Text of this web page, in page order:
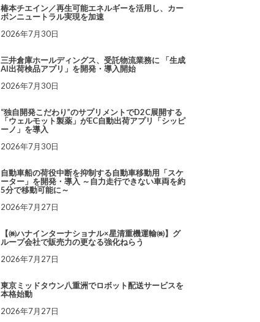
椿本チエイン／再生可能エネルギーを活用し、カー
ボンニュートラル実現を加速
2026年7月30日
三井倉庫ホールディングス、受託物流業務に 「生成
AI出荷検品アプリ」を開発・導入開始
2026年7月30日
“独自開発こだわり”のサプリメントでD2C展開する
「ウェルモット製薬」がEC自動出荷アプリ「シッピ
ーノ」を導入
2026年7月30日
自動車船の荷役中断を抑制する自動車移動用「スケ
ーター」を開発・導入 ～自力走行できない車両を約
5分で移動可能に～
2026年7月27日
【㈱ハナインターナショナル×星清重機運輸㈱】グ
ループ会社で販売力の更なる強化ねらう
2026年7月27日
東京ミッドタウン八重洲でロボット配送サービスを
本格始動
2026年7月27日